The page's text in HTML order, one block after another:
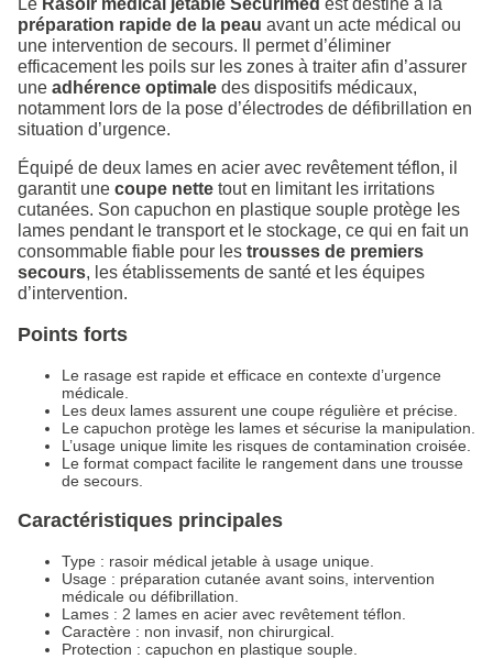
préparation rapide de la peau avant un acte médical ou
une intervention de secours. Il permet d’éliminer
efficacement les poils sur les zones à traiter afin d’assurer
une adhérence optimale des dispositifs médicaux,
notamment lors de la pose d’électrodes de défibrillation en
situation d’urgence.
Équipé de deux lames en acier avec revêtement téflon, il
garantit une coupe nette tout en limitant les irritations
cutanées. Son capuchon en plastique souple protège les
lames pendant le transport et le stockage, ce qui en fait un
consommable fiable pour les trousses de premiers
secours, les établissements de santé et les équipes
d’intervention.
Points forts
Le rasage est rapide et efficace en contexte d’urgence
médicale.
Les deux lames assurent une coupe régulière et précise.
Le capuchon protège les lames et sécurise la manipulation.
L’usage unique limite les risques de contamination croisée.
Le format compact facilite le rangement dans une trousse
de secours.
Caractéristiques principales
Type : rasoir médical jetable à usage unique.
Usage : préparation cutanée avant soins, intervention
médicale ou défibrillation.
Lames : 2 lames en acier avec revêtement téflon.
Caractère : non invasif, non chirurgical.
Protection : capuchon en plastique souple.